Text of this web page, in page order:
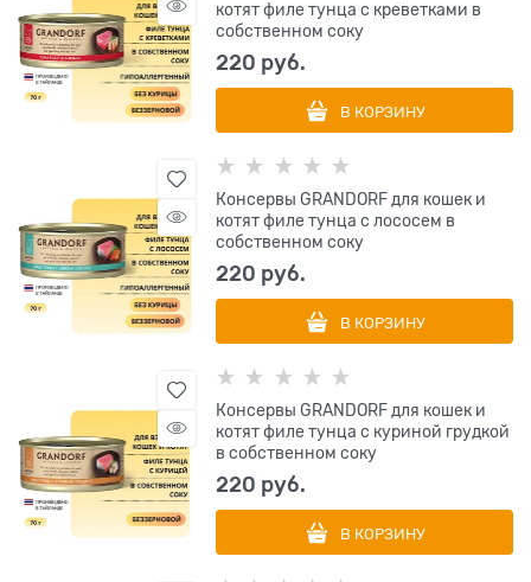
котят филе тунца с креветками в
собственном соку
220 руб.
В КОРЗИНУ
Консервы GRANDORF для кошек и
котят филе тунца с лососем в
собственном соку
220 руб.
В КОРЗИНУ
Консервы GRANDORF для кошек и
котят филе тунца с куриной грудкой
в собственном соку
220 руб.
В КОРЗИНУ